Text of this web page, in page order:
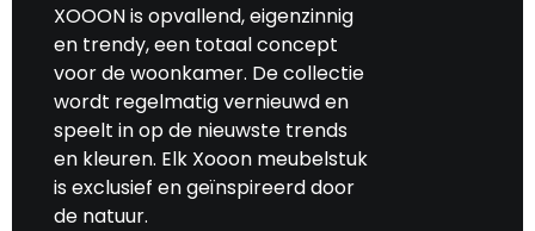
XOOON is opvallend, eigenzinnig
en trendy, een totaal concept
voor de woonkamer. De collectie
wordt regelmatig vernieuwd en
speelt in op de nieuwste trends
en kleuren. Elk Xooon meubelstuk
is exclusief en geïnspireerd door
de natuur.